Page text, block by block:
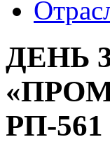
ДЕНЬ
РП-561